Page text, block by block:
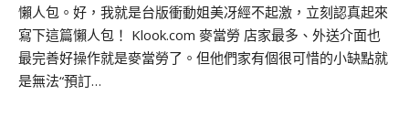
懶人包。好，我就是台版衝動姐美冴經不起激，立刻認真起來
寫下這篇懶人包！ Klook.com 麥當勞 店家最多、外送介面也
最完善好操作就是麥當勞了。但他們家有個很可惜的小缺點就
是無法“預訂…